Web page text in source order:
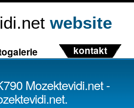
website
kontakt
Mozektevidi.net -